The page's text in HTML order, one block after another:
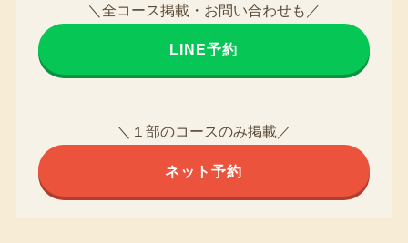
＼全コース掲載・お問い合わせも／
LINE予約
＼１部のコースのみ掲載／
ネット予約